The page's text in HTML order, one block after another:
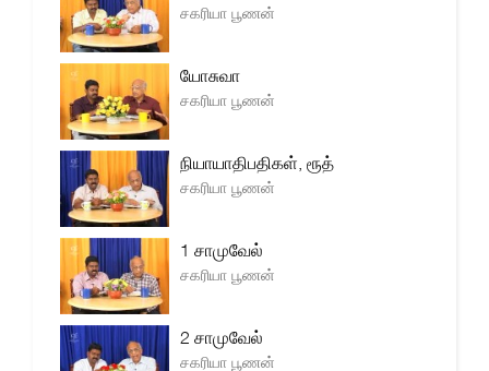
சகரியா பூணன்
யோசுவா
சகரியா பூணன்
நியாயாதிபதிகள், ரூத்
சகரியா பூணன்
1 சாமுவேல்
சகரியா பூணன்
2 சாமுவேல்
சகரியா பூணன்